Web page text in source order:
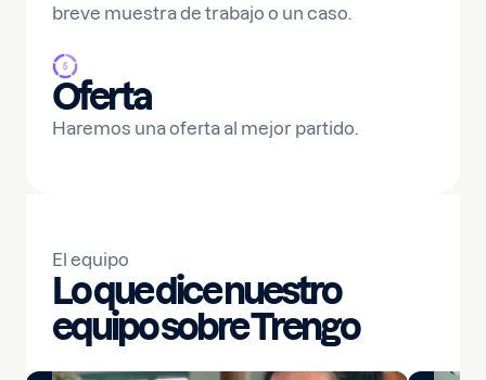
breve muestra de trabajo o un caso.
Oferta
Haremos una oferta al mejor partido.
El equipo
Lo que dice nuestro
equipo sobre Trengo